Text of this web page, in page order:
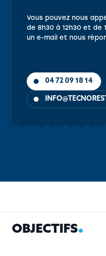
Vous pouvez nous
de 8h30 à 12h30 et de
un e-mail et nous
04 72 09 18 14
OBJECTIFS